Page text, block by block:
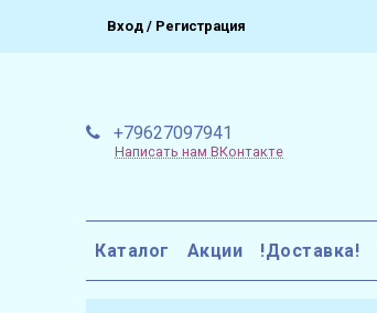
Вход / Регистрация
+79627097941
Написать нам ВКонтакте
Каталог Акции !Доставка!